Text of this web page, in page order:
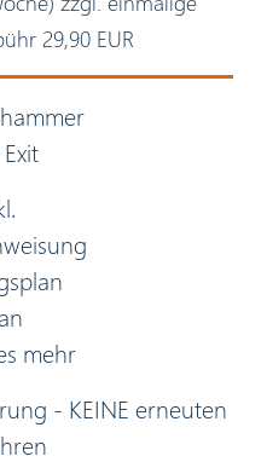
29,90 EUR
mehr
- KEINE erneuten